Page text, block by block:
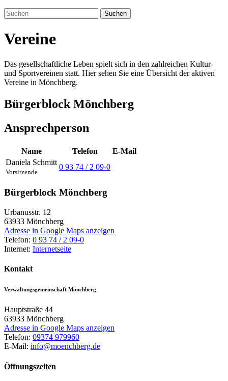
Suchen
Vereine
Das gesellschaftliche Leben spielt sich in den zahlreichen Kultur-
und Sportvereinen statt. Hier sehen Sie eine Übersicht der aktiven
Vereine in Mönchberg.
Bürgerblock Mönchberg
Ansprechperson
Name Telefon
E-Mail
Daniela Schmitt
Vorsitzende
0 93 74 / 2 09-0
Bürgerblock Mönchberg
Urbanusstr. 12
63933 Mönchberg
Adresse in Google Maps anzeigen
Telefon: 0 93 74 / 2 09-0
Internet: Internetseite
Kontakt
Verwaltungsgemeinschaft Mönchberg
Hauptstraße 44
63933 Mönchberg
Adresse in Google Maps anzeigen
Telefon: 09374 979960
E-Mail: info@moenchberg.de
Öffnungszeiten